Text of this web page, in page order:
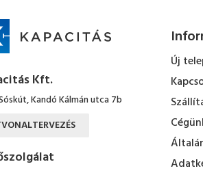
Kft.
Kandó Kálmán utca 7b
Új